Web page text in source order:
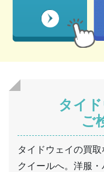
タイ
ご
タイドウェイの買
クイールへ。洋服